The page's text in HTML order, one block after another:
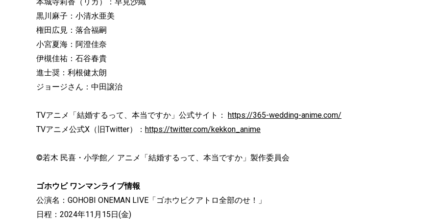
黒川麻子：小清水亜美
権田広見：落合福嗣
小宮夏海：阿澄佳奈
伊槻佳祐：石谷春貴
進士奨：利根健太朗
ジョージさん：中田譲治
TVアニメ「結婚するって、本当ですか」公式サイト：
https://365-wedding-anime.com/
TVアニメ公式X（旧Twitter）： https://twitter.com/kekkon_anime
©若木 民喜・小学館／ アニメ「結婚するって、本当ですか」製作委員会
ゴホウビ ワンマンライブ情報
公演名：GOHOBI ONEMAN LIVE「ゴホウビクアトロ全部のせ！」
日程：2024年11月15日(金)